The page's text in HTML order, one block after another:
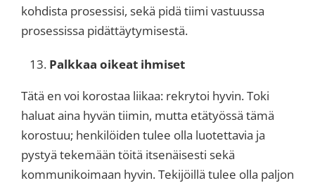
kohdista prosessisi, sekä pidä tiimi vastuussa
prosessissa pidättäytymisestä.
Palkkaa oikeat ihmiset
Tätä en voi korostaa liikaa: rekrytoi hyvin. Toki
haluat aina hyvän tiimin, mutta etätyössä tämä
korostuu; henkilöiden tulee olla luotettavia ja
pystyä tekemään töitä itsenäisesti sekä
kommunikoimaan hyvin. Tekijöillä tulee olla paljon